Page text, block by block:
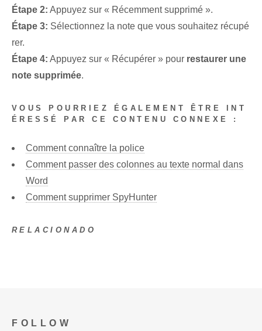
Étape 2: Appuyez sur « Récemment supprimé ».
Étape 3: Sélectionnez la note que vous souhaitez récupé
rer.
Étape 4: Appuyez sur « Récupérer » pour restaurer une
note supprimée.
VOUS POURRIEZ ÉGALEMENT ÊTRE INT
ÉRESSÉ PAR CE CONTENU CONNEXE :
Comment connaître la police
Comment passer des colonnes au texte normal dans
Word
Comment supprimer SpyHunter
RELACIONADO
FOLLOW